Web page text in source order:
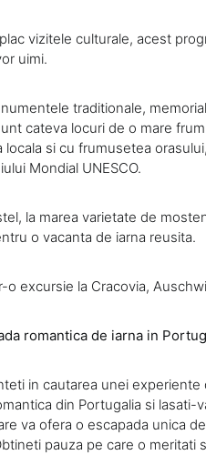
vizitele culturale, acest
uimi.
traditionale,
cateva locuri de o mare
locala si cu frumusetea
Mondial UNESCO.
la marea varietate de
o vacanta de iarna reusita.
o excursie la Cracovia,
romantica de iarna in
in cautarea unei
din Portugalia si
va ofera o escapada unica
pauza pe care o meritati